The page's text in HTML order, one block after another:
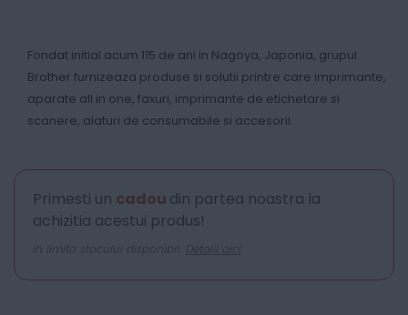
Fondat initial acum 115 de ani in Nagoya, Japonia, grupul
Brother furnizeaza produse si solutii printre care imprimante,
aparate all in one, faxuri, imprimante de etichetare si
scanere, alaturi de consumabile si accesorii.
Primesti un cadou din partea noastra la
achizitia acestui produs!
In limita stocului disponibil. Detalii aici